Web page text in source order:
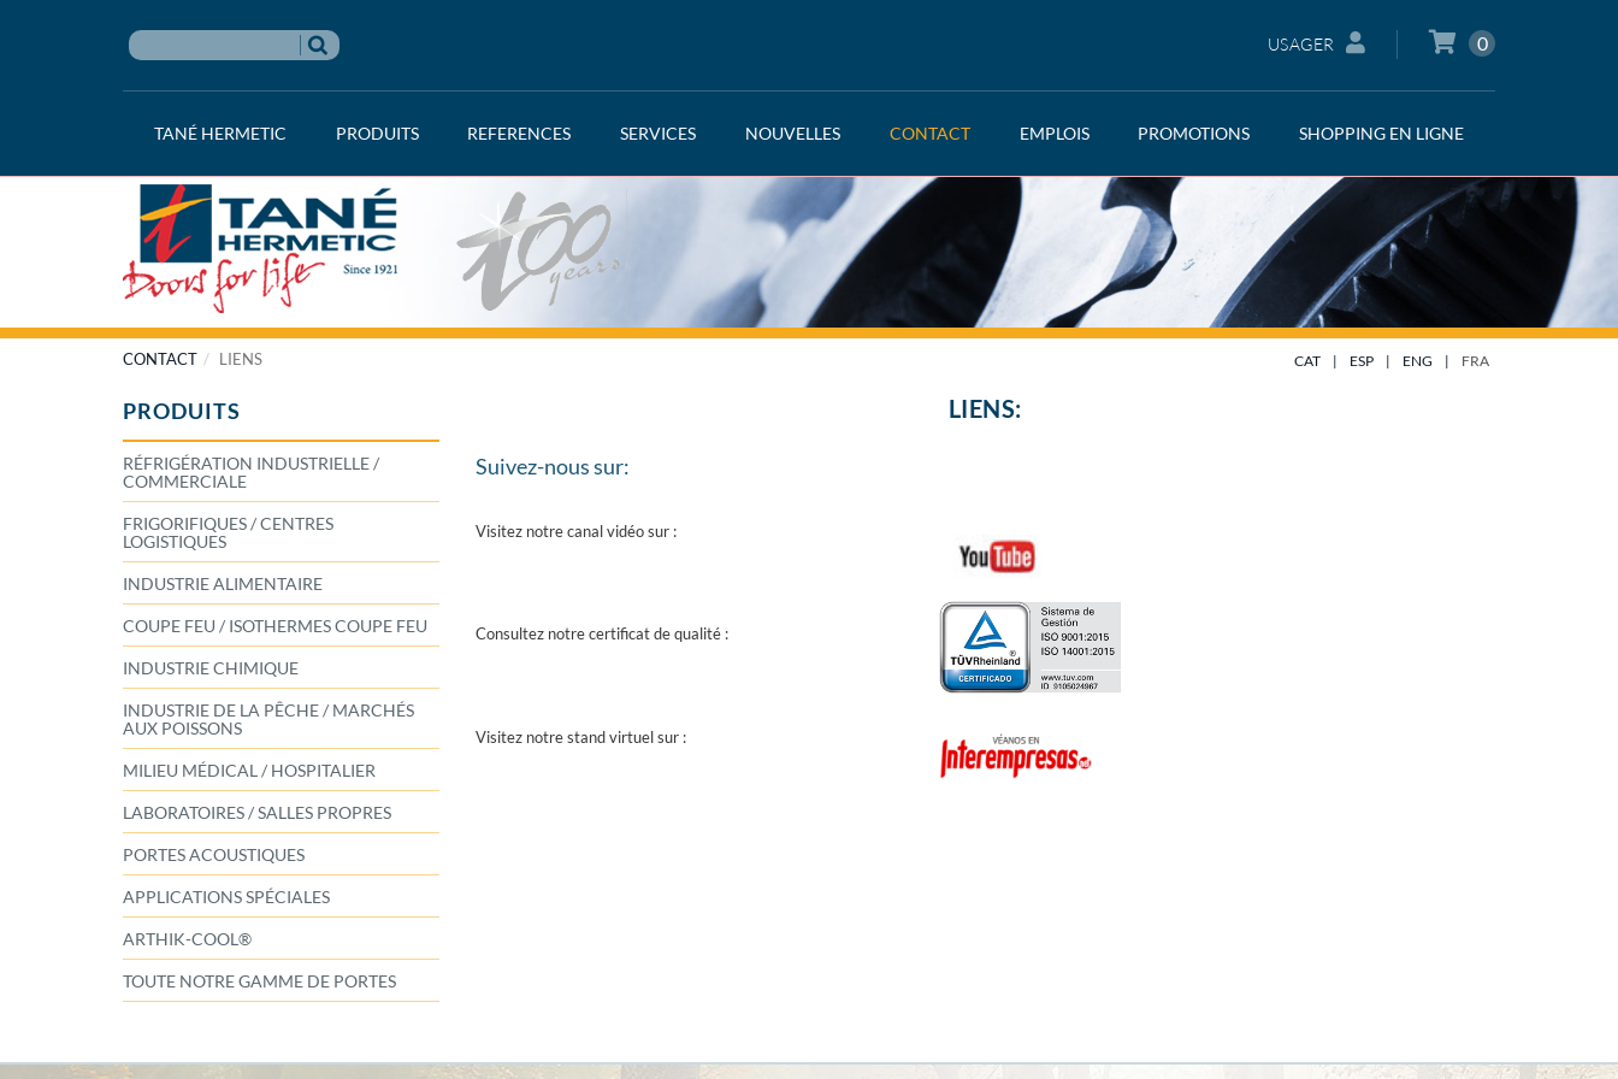
USAGER 0
TANÉ HERMETIC PRODUITS REFERENCES SERVICES NOUVELLES CONTACT EMPLOIS PROMOTIONS SHOPPING EN LIGNE
CONTACT LIENS CAT | ESP | ENG | FRA
PRODUITS
RÉFRIGÉRATION INDUSTRIELLE /
COMMERCIALE
FRIGORIFIQUES / CENTRES
LOGISTIQUES
INDUSTRIE ALIMENTAIRE
COUPE FEU / ISOTHERMES COUPE FEU
INDUSTRIE CHIMIQUE
INDUSTRIE DE LA PÊCHE / MARCHÉS
AUX POISSONS
MILIEU MÉDICAL / HOSPITALIER
LABORATOIRES / SALLES PROPRES
PORTES ACOUSTIQUES
APPLICATIONS SPÉCIALES
ARTHIK-COOL®
TOUTE NOTRE GAMME DE PORTES
LIENS:
Suivez-nous sur:
Visitez notre canal vidéo sur :
Consultez notre certificat de qualité :
Visitez notre stand virtuel sur :